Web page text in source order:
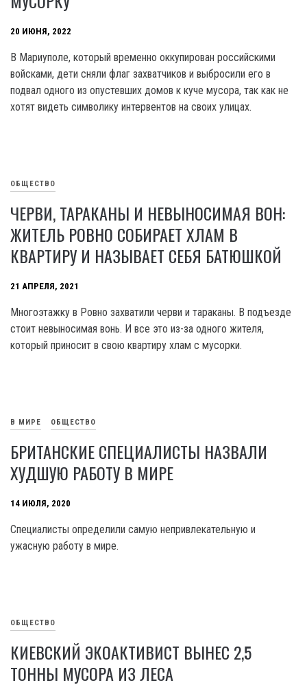
20 ИЮНЯ, 2022
В Мариуполе, который временно оккупирован российскими
войсками, дети сняли флаг захватчиков и выбросили его в
подвал одного из опустевших домов к куче мусора, так как не
хотят видеть символику интервентов на своих улицах.
ОБЩЕСТВО
ЧЕРВИ, ТАРАКАНЫ И НЕВЫНОСИМАЯ ВОН:
ЖИТЕЛЬ РОВНО СОБИРАЕТ ХЛАМ В
КВАРТИРУ И НАЗЫВАЕТ СЕБЯ БАТЮШКОЙ
21 АПРЕЛЯ, 2021
Многоэтажку в Ровно захватили черви и тараканы. В подъезде
стоит невыносимая вонь. И все это из-за одного жителя,
который приносит в свою квартиру хлам с мусорки.
В МИРЕ ОБЩЕСТВО
БРИТАНСКИЕ СПЕЦИАЛИСТЫ НАЗВАЛИ
ХУДШУЮ РАБОТУ В МИРЕ
14 ИЮЛЯ, 2020
Специалисты определили самую непривлекательную и
ужасную работу в мире.
ОБЩЕСТВО
КИЕВСКИЙ ЭКОАКТИВИСТ ВЫНЕС 2,5
ТОННЫ МУСОРА ИЗ ЛЕСА